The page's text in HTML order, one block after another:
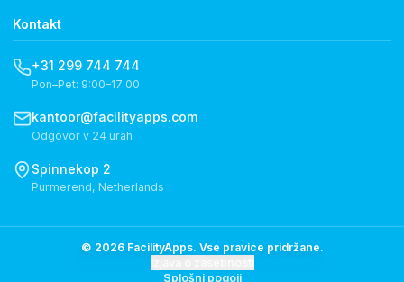
Kontakt
+31 299 744 744
Pon–Pet: 9:00–17:00
kantoor@facilityapps.com
Odgovor v 24 urah
Spinnekop 2
Purmerend, Netherlands
© 2026 FacilityApps. Vse pravice pridržane.
Splošni pogoji